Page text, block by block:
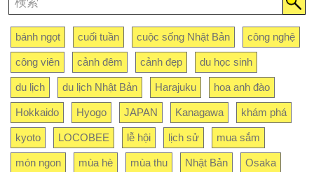
bánh ngọt cuối tuần cuộc sống Nhật Bản công nghệ
công viên cảnh đêm cảnh đẹp du học sinh
du lịch du lịch Nhật Bản Harajuku hoa anh đào
Hokkaido Hyogo JAPAN Kanagawa khám phá
kyoto LOCOBEE lễ hội lịch sử mua sắm
món ngon mùa hè mùa thu Nhật Bản Osaka